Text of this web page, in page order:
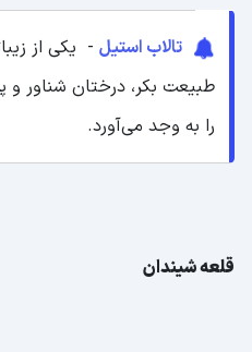
تالاب استیل - یکی از
طبیعت بکر، درختان شناور و
را به وجد می‌آورد.
قلعه شیندان